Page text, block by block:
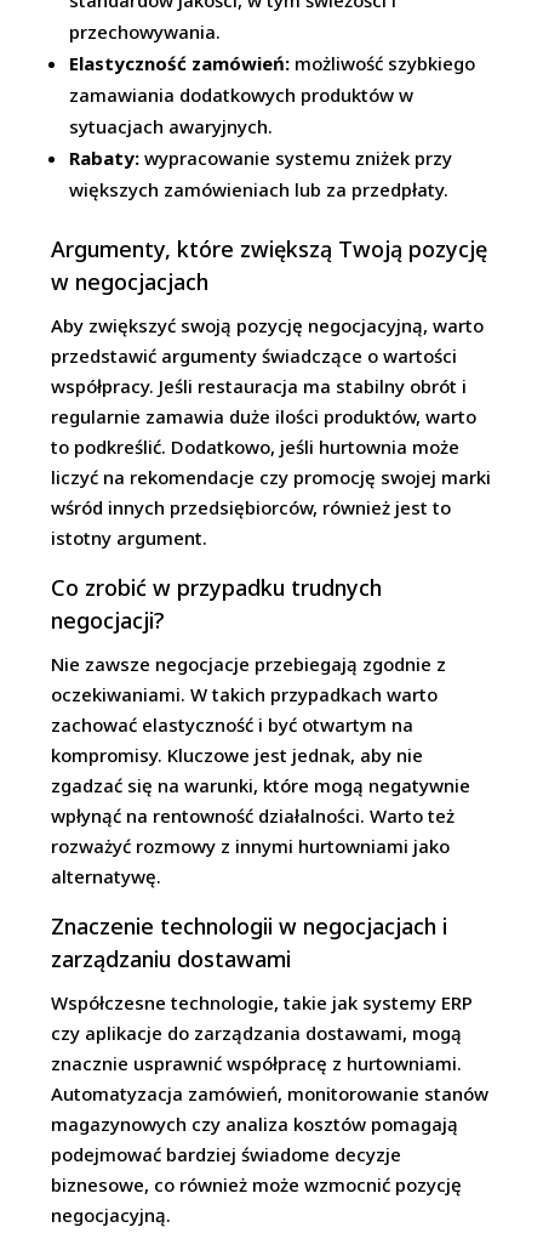
przechowywania.
Elastyczność zamówień: możliwość szybkiego
zamawiania dodatkowych produktów w
sytuacjach awaryjnych.
Rabaty: wypracowanie systemu zniżek przy
większych zamówieniach lub za przedpłaty.
Argumenty, które zwiększą Twoją pozycję
w negocjacjach
Aby zwiększyć swoją pozycję negocjacyjną, warto
przedstawić argumenty świadczące o wartości
współpracy. Jeśli restauracja ma stabilny obrót i
regularnie zamawia duże ilości produktów, warto
to podkreślić. Dodatkowo, jeśli hurtownia może
liczyć na rekomendacje czy promocję swojej marki
wśród innych przedsiębiorców, również jest to
istotny argument.
Co zrobić w przypadku trudnych
negocjacji?
Nie zawsze negocjacje przebiegają zgodnie z
oczekiwaniami. W takich przypadkach warto
zachować elastyczność i być otwartym na
kompromisy. Kluczowe jest jednak, aby nie
zgadzać się na warunki, które mogą negatywnie
wpłynąć na rentowność działalności. Warto też
rozważyć rozmowy z innymi hurtowniami jako
alternatywę.
Znaczenie technologii w negocjacjach i
zarządzaniu dostawami
Współczesne technologie, takie jak systemy ERP
czy aplikacje do zarządzania dostawami, mogą
znacznie usprawnić współpracę z hurtowniami.
Automatyzacja zamówień, monitorowanie stanów
magazynowych czy analiza kosztów pomagają
podejmować bardziej świadome decyzje
biznesowe, co również może wzmocnić pozycję
negocjacyjną.